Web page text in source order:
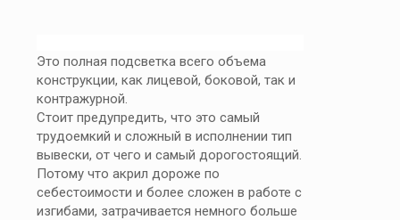
Это полная подсветка всего объема
конструкции, как лицевой, боковой, так и
контражурной.
Стоит предупредить, что это самый
трудоемкий и сложный в исполнении тип
вывески, от чего и самый дорогостоящий.
Потому что акрил дороже по
себестоимости и более сложен в работе с
изгибами, затрачивается немного больше